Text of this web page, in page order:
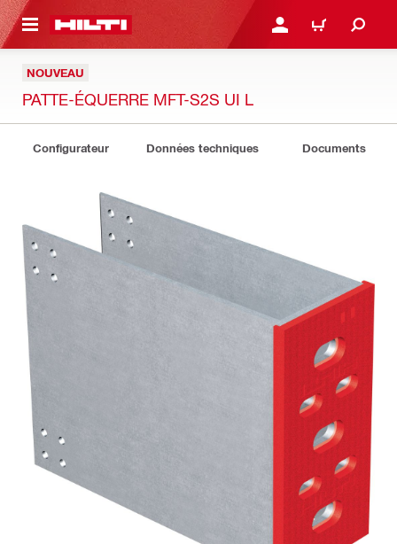
CONTENT CONNEXION OU
PANIER
NOUVEAU
PATTE-ÉQUERRE MFT-S2S UI L
Configurateur Données techniques Documents